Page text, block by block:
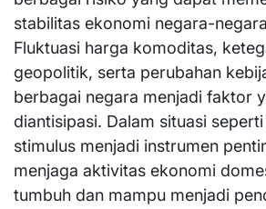
stabilitas ekonomi negara-
Fluktuasi harga komoditas,
geopolitik, serta perubahan
berbagai negara menjadi faktor
diantisipasi. Dalam situasi
stimulus menjadi instrumen
menjaga aktivitas ekonomi
tumbuh dan mampu menjadi